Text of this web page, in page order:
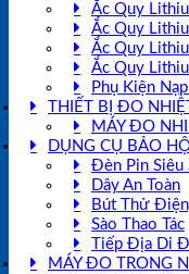
Ắc Quy
Ắc Quy
Ắc Quy
Ắc Quy
Phụ Kiện
THIẾT BỊ ĐO
MÁY ĐO
DỤNG CỤ BẢO
Đèn Pin Siêu
Dây An Toàn
Bút Thử
Sào Thao Tác
Tiếp Địa Di
MÁY ĐO TRONG